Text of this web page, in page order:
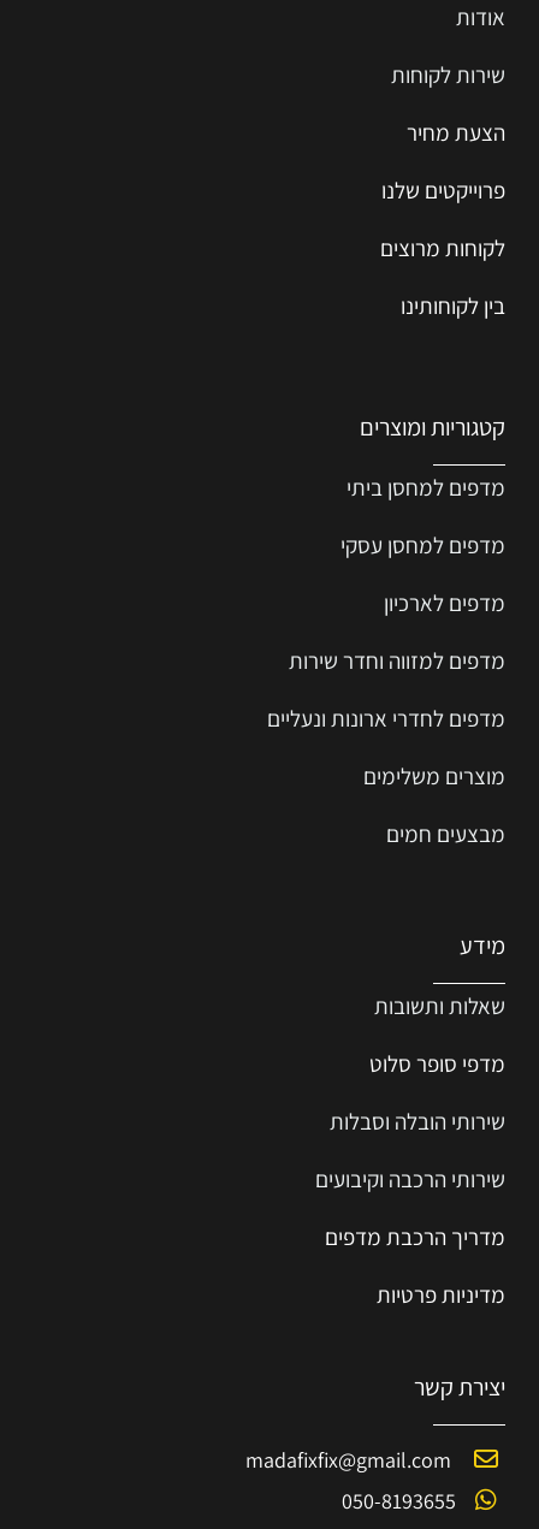
אודות
שירות לקוחות
הצעת מחיר
פרוייקטים שלנו
לקוחות מרוצים
בין לקוחותינו
קטגוריות ומוצרים
מדפים למחסן ביתי
מדפים למחסן עסקי
מדפים לארכיון
מדפים למזווה וחדר שירות
מדפים לחדרי ארונות ונעליים
מוצרים משלימים
מבצעים חמים
מידע
שאלות ותשובות
מדפי סופר סלוט
שירותי הובלה וסבלות
שירותי הרכבה וקיבועים
מדריך הרכבת מדפים
מדיניות פרטיות
יצירת קשר
madafixfix@gmail.com
050-8193655